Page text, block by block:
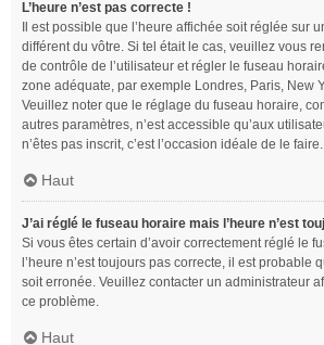
L’heure n’est pas correcte !
Il est possible que l’heure affichée soit réglée sur
différent du vôtre. Si tel était le cas, veuillez vous
de contrôle de l’utilisateur et régler le fuseau
zone adéquate, par exemple Londres, Paris, New
Veuillez noter que le réglage du fuseau horaire,
autres paramètres, n’est accessible qu’aux
n’êtes pas inscrit, c’est l’occasion idéale de le faire.
Haut
J’ai réglé le fuseau horaire mais l’heure n’est
Si vous êtes certain d’avoir correctement réglé le
l’heure n’est toujours pas correcte, il est probable
soit erronée. Veuillez contacter un administrateur
ce problème.
Haut